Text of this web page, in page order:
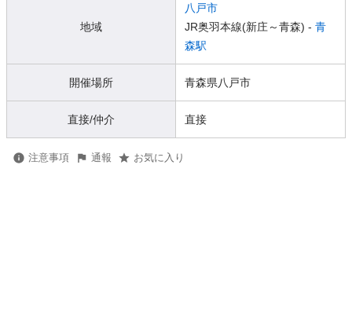
地域
八戸市
JR奥羽本線(新庄～青森) - 青
森駅
開催場所 青森県八戸市
直接/仲介 直接
注意事項 通報 お気に入り